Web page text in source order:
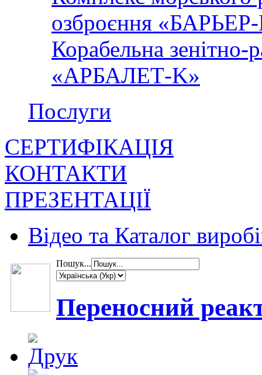
озброєння
Корабельна зенітно-
«АРБАЛЕТ-K»
Послуги
СЕРТИФІКАЦІЯ
КОНТАКТИ
ПРЕЗЕНТАЦІЇ
Відео та Каталог
Пошук...
Переносний